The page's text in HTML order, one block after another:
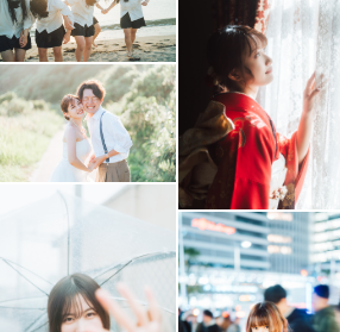
◎ファミリーフォト
お子様とすぐに打ち解けて仲良くな
遊びながら撮影させていただきます。
◎カップルフォト
2人の大事な時間、表情を大切に撮
元気いっぱいな写真からドラマチッ
メージに合わせた撮影を提案します